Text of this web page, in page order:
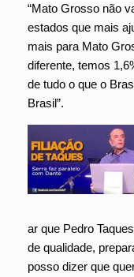
“Mato Grosso não
estados que mais
mais para Mato
diferente, temos
de tudo o que o
Brasil”.
ar que Pedro
de qualidade,
posso dizer que